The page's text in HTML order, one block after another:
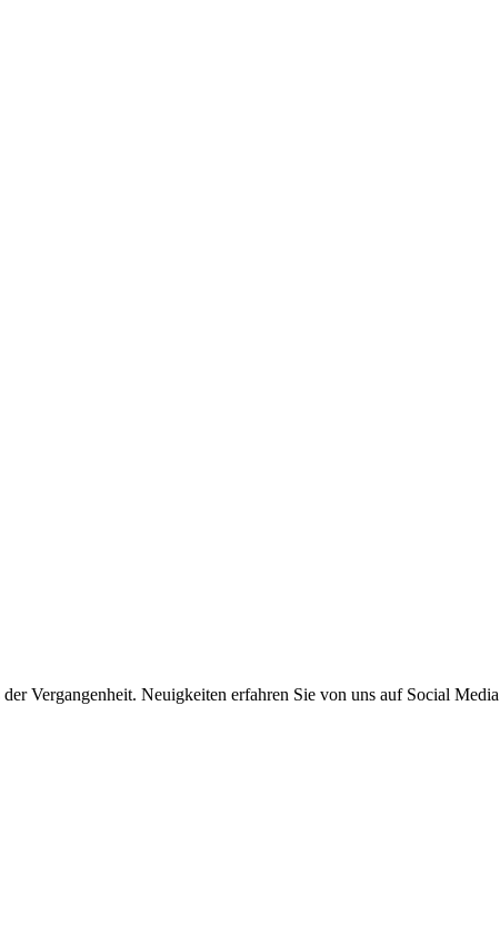
Vergangenheit. Neuigkeiten erfahren Sie von uns auf Social